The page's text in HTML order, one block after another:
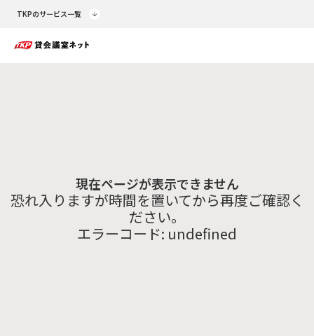
TKPのサービス一覧
現在ページが表示できません
恐れ入りますが時間を置いてから再度ご確認く
ださい。
エラーコード: undefined